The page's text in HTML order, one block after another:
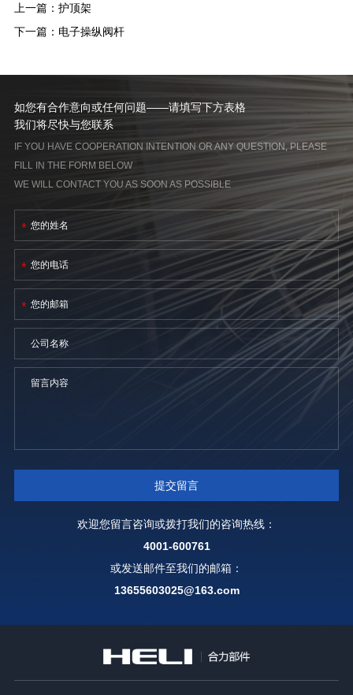
上一篇： 护顶架
下一篇： 电子操纵阀杆
如您有合作意向或任何问题——请填写下方表格
我们将尽快与您联系
IF YOU HAVE COOPERATION INTENTION OR ANY QUESTION, PLEASE
FILL IN THE FORM BELOW
WE WILL CONTACT YOU AS SOON AS POSSIBLE
欢迎您留言咨询或拨打我们的咨询热线：
4001-600761
或发送邮件至我们的邮箱：
13655603025@163.com